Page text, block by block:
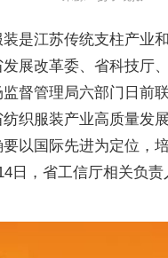
是江苏传统支柱产业
展改革委、省科技厅
督管理局六部门日前
织服装产业高质量发
以国际先进为定位，
日，省工信厅相关负